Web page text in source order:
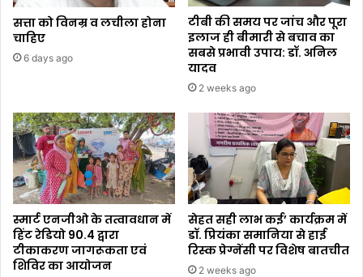
सत्ता को विनम्र व लचीला होना
चाहिए
6 days ago
टीबी की समय पर जांच और पूरा
इलाज ही बीमारी से बचाव का
सबसे प्रभावी उपाय: डॉ. अनिल
यादव
2 weeks ago
स्मार्ट एनजीओ के तत्वावधान में
हिंट रेडियो 90.4 द्वारा
टीकाकरण जागरूकता एवं
शिविर का आयोजन
सेहत सही लाभ कई’ कार्यक्रम में
डॉ. प्रियंका समानिया से हाई
रिस्क प्रेग्नेंसी पर विशेष बातचीत
2 weeks ago